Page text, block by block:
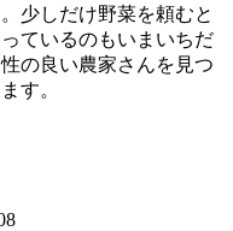
少しだけ野菜を頼むと
ているのもいまいちだ
の良い農家さんを見つ
す。